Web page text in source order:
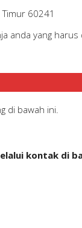
Timur 60241
anda yang
di bawah ini.
kontak di